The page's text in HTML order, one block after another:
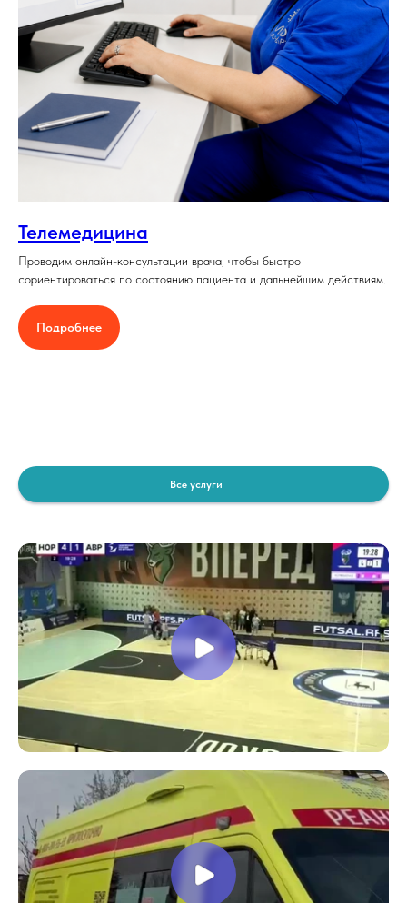
Телемедицина
Проводим онлайн-консультации врача, чтобы быстро
сориентироваться по состоянию пациента и дальнейшим действиям.
Подробнее
Все услуги